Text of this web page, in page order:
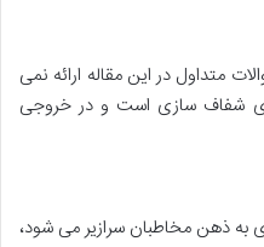
متداول در این مقاله ارائه نمی
شفاف سازی است و در خروجی
ذهن مخاطبان سرازیر می شود،